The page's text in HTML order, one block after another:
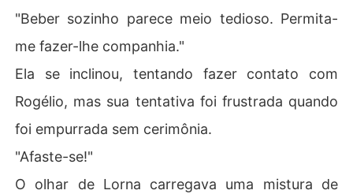
"Beber sozinho parece meio tedioso. Permita-
me fazer-lhe companhia."
Ela se inclinou, tentando fazer contato com
Rogélio, mas sua tentativa foi frustrada quando
foi empurrada sem cerimônia.
"Afaste-se!"
O olhar de Lorna carregava uma mistura de